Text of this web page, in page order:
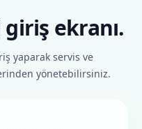
ekranı.
yaparak servis ve
yönetebilirsiniz.